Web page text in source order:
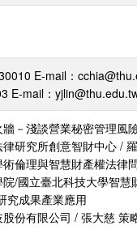
E-mail：
E-mail：
－淺談營業秘密管理風
究所創意智財中心 / 羅
倫理與智慧財產權法律
國立臺北科技大學智慧
究成果產業應用
有限公司 / 張大慈 策略